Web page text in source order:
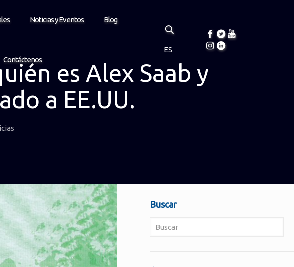
Noticias y Eventos Blog
Contáctenos
ES
es Alex Saab y
a EE.UU.
Buscar